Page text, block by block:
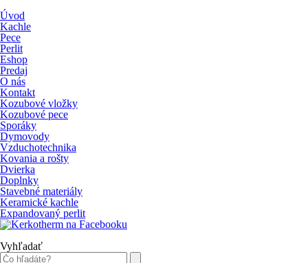
Úvod
Kachle
Pece
Perlit
Eshop
Predaj
O nás
Kontakt
Kozubové vložky
Kozubové pece
Sporáky
Dymovody
Vzduchotechnika
Kovania a rošty
Dvierka
Doplnky
Stavebné materiály
Keramické kachle
Expandovaný perlit
Vyhľadať